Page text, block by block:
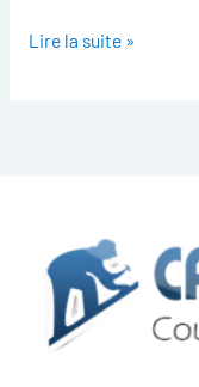
Lire la suite »